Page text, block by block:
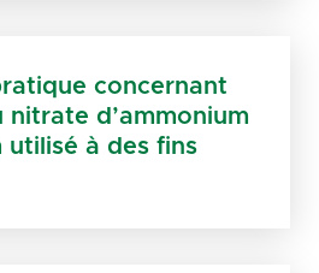
concernant
nitrate d’ammonium
utilisé à des fins